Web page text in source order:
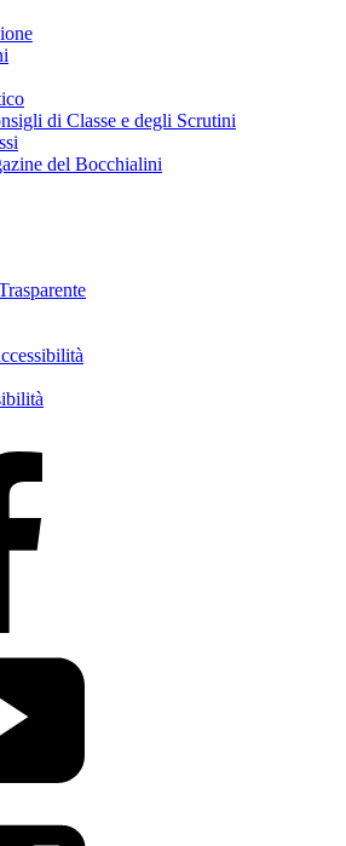
di Classe e degli Scrutini
del Bocchialini